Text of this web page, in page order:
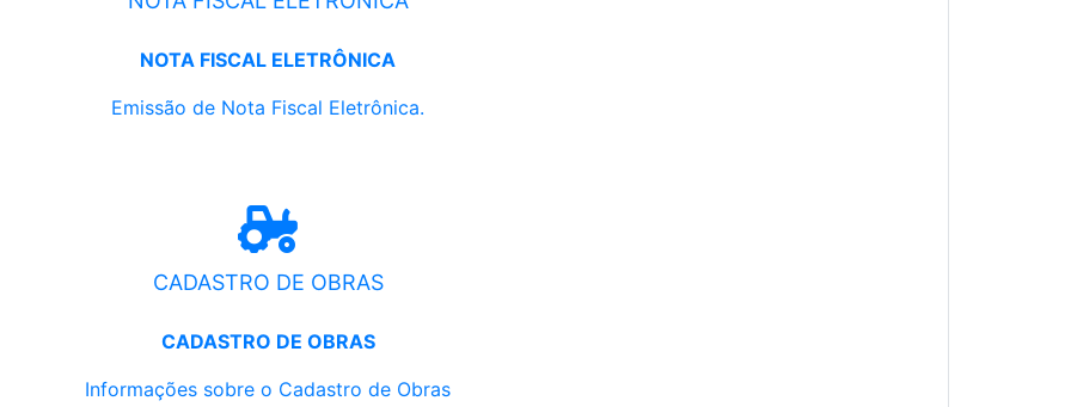
NOTA FISCAL ELETRÔNICA
Emissão de Nota Fiscal Eletrônica.
CADASTRO DE OBRAS
CADASTRO DE OBRAS
Informações sobre o Cadastro de Obras